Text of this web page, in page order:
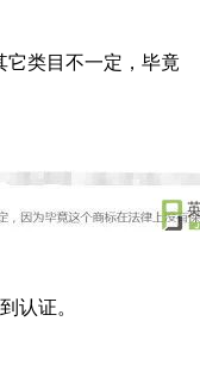
它类目不一定，毕竟
认证。